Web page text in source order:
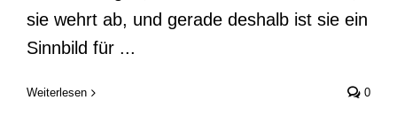
sie wehrt ab, und gerade deshalb ist sie ein
Sinnbild für ...
Weiterlesen 0